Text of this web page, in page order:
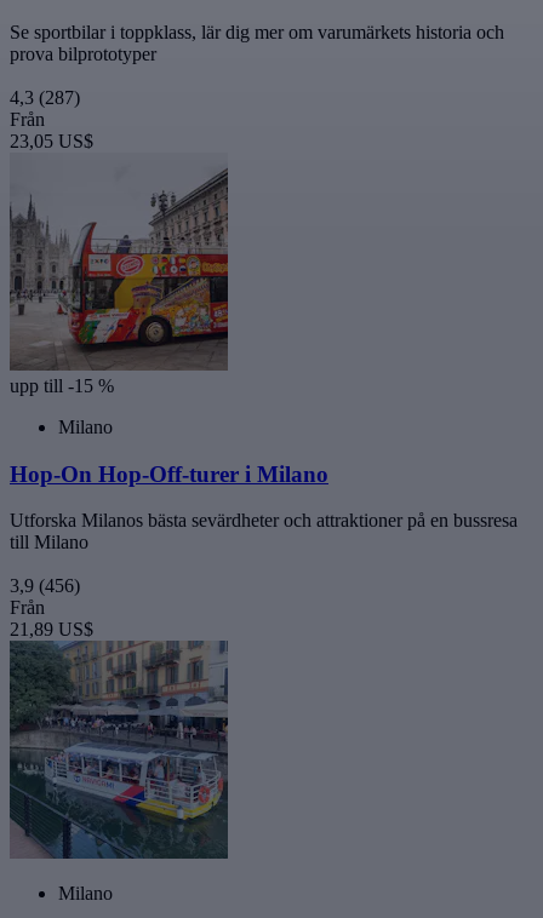
Se sportbilar i toppklass, lär dig mer om varumärkets historia och
prova bilprototyper
4,3 (287)
Från
23,05 US$
upp till -15 %
Milano
Hop-On Hop-Off-turer i Milano
Utforska Milanos bästa sevärdheter och attraktioner på en bussresa
till Milano
3,9 (456)
Från
21,89 US$
Milano